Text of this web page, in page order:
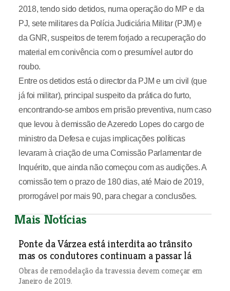
2018, tendo sido detidos, numa operação do MP e da
PJ, sete militares da Polícia Judiciária Militar (PJM) e
da GNR, suspeitos de terem forjado a recuperação do
material em conivência com o presumível autor do
roubo.
Entre os detidos está o director da PJM e um civil (que
já foi militar), principal suspeito da prática do furto,
encontrando-se ambos em prisão preventiva, num caso
que levou à demissão de Azeredo Lopes do cargo de
ministro da Defesa e cujas implicações políticas
levaram à criação de uma Comissão Parlamentar de
Inquérito, que ainda não começou com as audições. A
comissão tem o prazo de 180 dias, até Maio de 2019,
prorrogável por mais 90, para chegar a conclusões.
Mais Notícias
Ponte da Várzea está interdita ao trânsito
mas os condutores continuam a passar lá
Obras de remodelação da travessia devem começar em
Janeiro de 2019.